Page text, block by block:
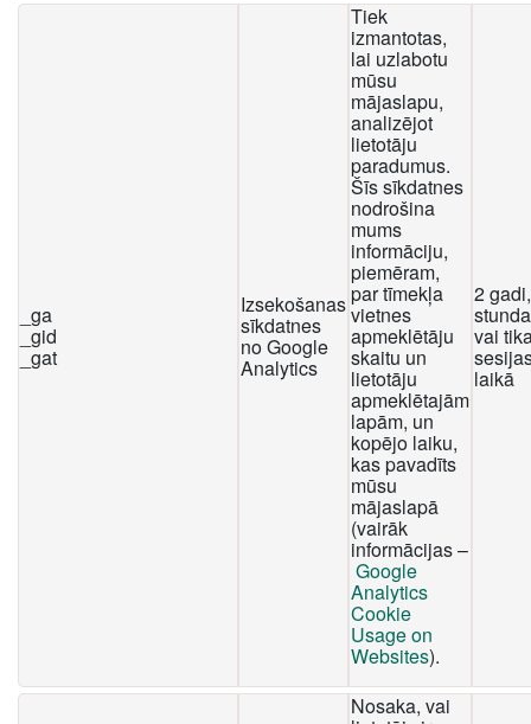
_ga
_gid
_gat
Izsekošanas
sīkdatnes
no Google
Analytics
Tiek
izmantotas,
lai uzlabotu
mūsu
mājaslapu,
analizējot
lietotāju
paradumus.
Šīs sīkdatnes
nodrošina
mums
informāciju,
piemēram,
par tīmekļa
vietnes
apmeklētāju
skaitu un
lietotāju
apmeklētajām
lapām, un
kopējo laiku,
kas pavadīts
mūsu
mājaslapā
(vairāk
informācijas –
Google
Analytics
Cookie
Usage on
Websites).
2
vai
laikā
Nosaka, vai